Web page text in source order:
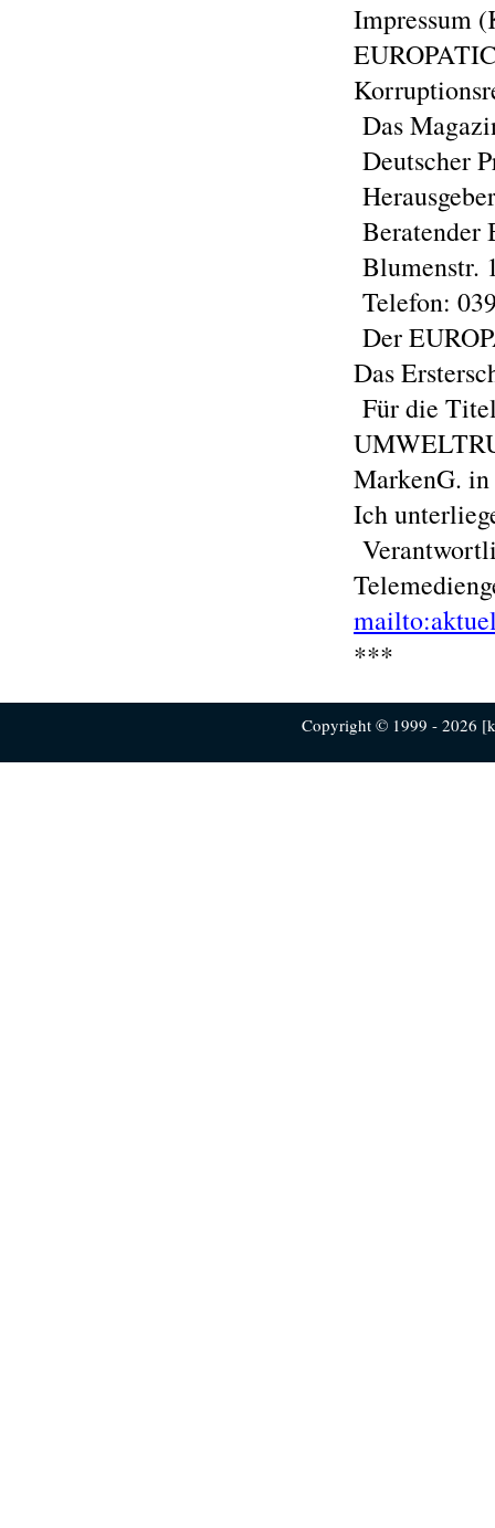
Impressum
Das
Deutscher
Beratender
Blumenstr.
Telefon:
Der
Das
Für die
MarkenG.
Ich
***
Copyright © 1999 - 2026